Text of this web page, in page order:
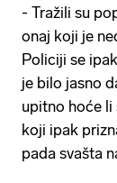
- Tražili su
onaj koji je
Policiji se
je bilo jasno
upitno hoće li
koji ipak
pada svašta